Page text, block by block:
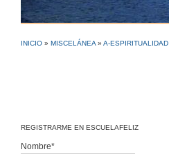
INICIO » MISCELÁNEA » A-ESPIRITUALIDAD
REGISTRARME EN ESCUELAFELIZ
Nombre*